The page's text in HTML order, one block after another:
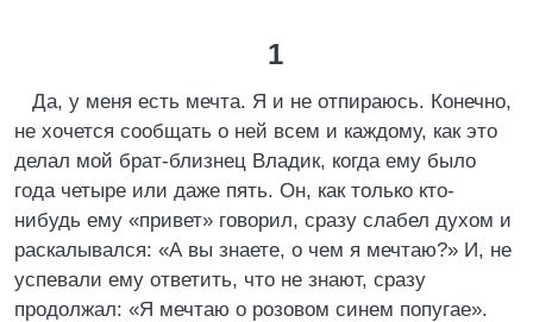
1
Да, у меня есть мечта. Я и не отпираюсь. Конечно,
не хочется сообщать о ней всем и каждому, как это
делал мой брат-близнец Владик, когда ему было
года четыре или даже пять. Он, как только кто-
нибудь ему «привет» говорил, сразу слабел духом и
раскалывался: «А вы знаете, о чем я мечтаю?» И, не
успевали ему ответить, что не знают, сразу
продолжал: «Я мечтаю о розовом синем попугае».